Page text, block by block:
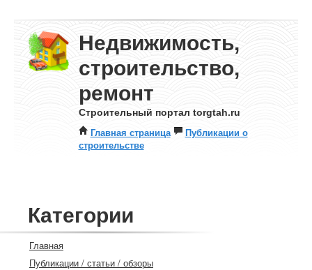
Недвижимость,
строительство,
ремонт
Строительный портал torgtah.ru
Главная страница
Публикации о
строительстве
Категории
Главная
Публикации / статьи / обзоры